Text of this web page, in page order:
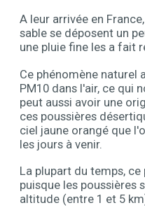
A leur arrivée en
sable se déposent un
une pluie fine les a fait
Ce phénomène naturel
PM10 dans l'air, ce qui
peut aussi avoir une
ces poussières
ciel jaune orangé que
les jours à venir.
La plupart du temps,
puisque les poussières
altitude (entre 1 et 5